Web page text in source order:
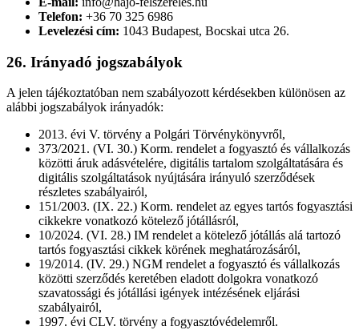
Telefon: +36 70 325 6986
Levelezési cím: 1043 Budapest, Bocskai utca 26.
26. Irányadó jogszabályok
A jelen tájékoztatóban nem szabályozott kérdésekben különösen az
alábbi jogszabályok irányadók:
2013. évi V. törvény a Polgári Törvénykönyvről,
373/2021. (VI. 30.) Korm. rendelet a fogyasztó és vállalkozás
közötti áruk adásvételére, digitális tartalom szolgáltatására és
digitális szolgáltatások nyújtására irányuló szerződések
részletes szabályairól,
151/2003. (IX. 22.) Korm. rendelet az egyes tartós fogyasztási
cikkekre vonatkozó kötelező jótállásról,
10/2024. (VI. 28.) IM rendelet a kötelező jótállás alá tartozó
tartós fogyasztási cikkek körének meghatározásáról,
19/2014. (IV. 29.) NGM rendelet a fogyasztó és vállalkozás
közötti szerződés keretében eladott dolgokra vonatkozó
szavatossági és jótállási igények intézésének eljárási
szabályairól,
1997. évi CLV. törvény a fogyasztóvédelemről.